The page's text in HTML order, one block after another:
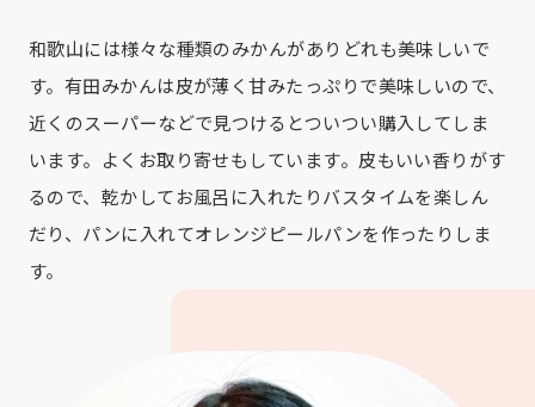
和歌山には様々な種類のみかんがありどれも美味しいで
す。有田みかんは皮が薄く甘みたっぷりで美味しいので、
近くのスーパーなどで見つけるとついつい購入してしま
います。よくお取り寄せもしています。皮もいい香りがす
るので、乾かしてお風呂に入れたりバスタイムを楽しん
だり、パンに入れてオレンジピールパンを作ったりしま
す。